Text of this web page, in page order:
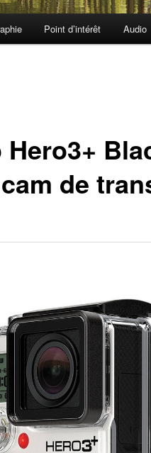
Point d’intérêt Audio
Hero3+
de